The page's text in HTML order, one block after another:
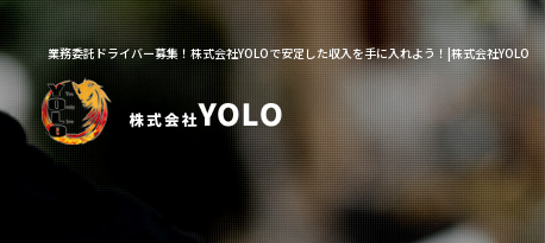
業務委託ドライバー募集！株式会社YOLOで安定した収入を手に入れよう！|株式会社YOLO